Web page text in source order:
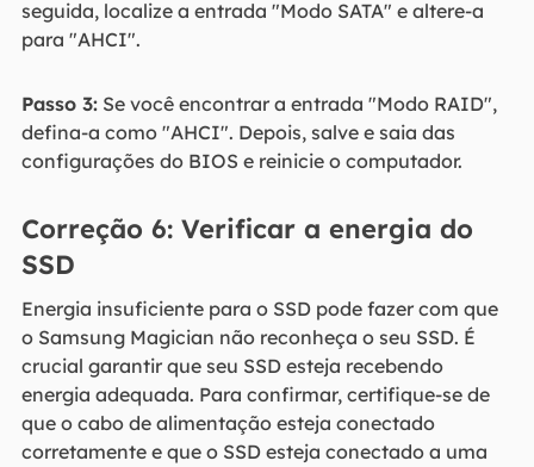
seguida, localize a entrada "Modo SATA" e altere-a
para "AHCI".
Passo 3:Se você encontrar a entrada "Modo RAID",
defina-a como "AHCI". Depois, salve e saia das
configurações do BIOS e reinicie o computador.
Correção 6: Verificar a energia do
SSD
Energia insuficiente para o SSD pode fazer com que
o Samsung Magician não reconheça o seu SSD. É
crucial garantir que seu SSD esteja recebendo
energia adequada. Para confirmar, certifique-se de
que o cabo de alimentação esteja conectado
corretamente e que o SSD esteja conectado a uma